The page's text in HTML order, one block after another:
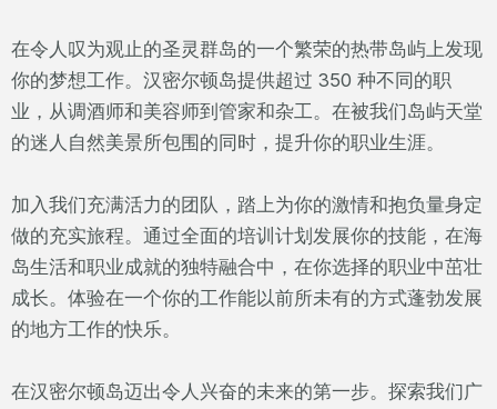
在令人叹为观止的圣灵群岛的一个繁荣的热带岛屿上发现
你的梦想工作。汉密尔顿岛提供超过 350 种不同的职
业，从调酒师和美容师到管家和杂工。在被我们岛屿天堂
的迷人自然美景所包围的同时，提升你的职业生涯。
加入我们充满活力的团队，踏上为你的激情和抱负量身定
做的充实旅程。通过全面的培训计划发展你的技能，在海
岛生活和职业成就的独特融合中，在你选择的职业中茁壮
成长。体验在一个你的工作能以前所未有的方式蓬勃发展
的地方工作的快乐。
在汉密尔顿岛迈出令人兴奋的未来的第一步。探索我们广